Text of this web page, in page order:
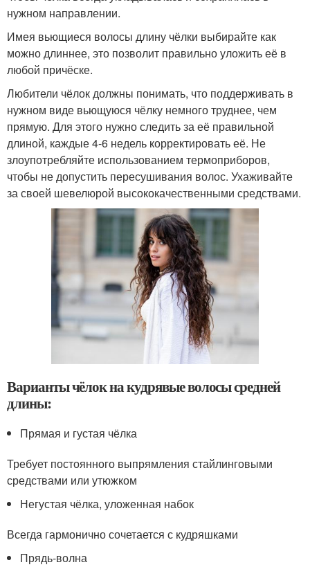
нужном направлении.
Имея вьющиеся волосы длину чёлки выбирайте как
можно длиннее, это позволит правильно уложить её в
любой причёске.
Любители чёлок должны понимать, что поддерживать в
нужном виде вьющуюся чёлку немного труднее, чем
прямую. Для этого нужно следить за её правильной
длиной, каждые 4-6 недель корректировать её. Не
злоупотребляйте использованием термоприборов,
чтобы не допустить пересушивания волос. Ухаживайте
за своей шевелюрой высококачественными средствами.
Варианты чёлок на кудрявые волосы средней
длины:
Прямая и густая чёлка
Требует постоянного выпрямления стайлинговыми
средствами или утюжком
Негустая чёлка, уложенная набок
Всегда гармонично сочетается с кудряшками
Прядь-волна